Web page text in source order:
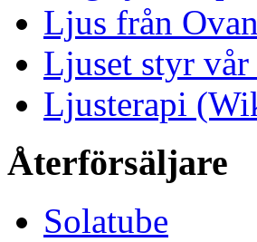
Ljus från Ovan
Ljuset styr
Ljusterapi
Återförsäljare
Solatube